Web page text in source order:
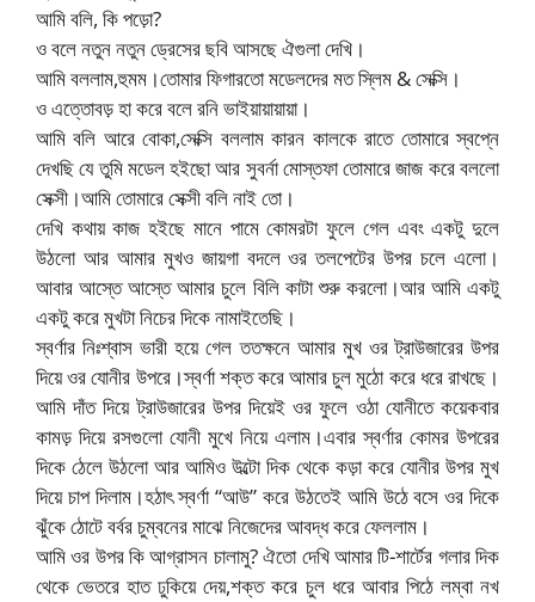
আমি বলি, কি পড়ো?
ও বলে নতুন নতুন ড্রেসের ছবি আসছে ঐগুলা দেখি।
আমি বললাম,হুমম।তোমার ফিগারতো মডেলদের মত স্লিম & সেক্সি।
ও এত্তোবড় হা করে বলে রনি ভাইয়ায়ায়ায়া।
আমি বলি আরে বোকা,সেক্সি বললাম কারন কালকে রাতে তোমারে স্বপ্নে
দেখছি যে তুমি মডেল হইছো আর সুবর্না মোস্তফা তোমারে জাজ করে বললো
সেক্সী।আমি তোমারে সেক্সী বলি নাই তো।
দেখি কথায় কাজ হইছে মানে পামে কোমরটা ফুলে গেল এবং একটু দুলে
উঠলো আর আমার মুখও জায়গা বদলে ওর তলপেটের উপর চলে এলো।
আবার আস্তে আস্তে আমার চুলে বিলি কাটা শুরু করলো।আর আমি একটু
একটু করে মুখটা নিচের দিকে নামাইতেছি।
স্বর্ণার নিঃশ্বাস ভারী হয়ে গেল ততক্ষনে আমার মুখ ওর ট্রাউজারের উপর
দিয়ে ওর যোনীর উপরে।স্বর্ণা শক্ত করে আমার চুল মুঠো করে ধরে রাখছে।
আমি দাঁত দিয়ে ট্রাউজারের উপর দিয়েই ওর ফুলে ওঠা যোনীতে কয়েকবার
কামড় দিয়ে রসগুলো যোনী মুখে নিয়ে এলাম।এবার স্বর্ণার কোমর উপরের
দিকে ঠেলে উঠলো আর আমিও উল্টো দিক থেকে কড়া করে যোনীর উপর মুখ
দিয়ে চাপ দিলাম।হঠাৎ স্বর্ণা “আউ” করে উঠতেই আমি উঠে বসে ওর দিকে
ঝুঁকে ঠোটে বর্বর চুম্বনের মাঝে নিজেদের আবদ্ধ করে ফেললাম।
আমি ওর উপর কি আগ্রাসন চালামু? ঐতো দেখি আমার টি-শার্টের গলার দিক
থেকে ভেতরে হাত ঢুকিয়ে দেয়,শক্ত করে চুল ধরে আবার পিঠে লম্বা নখ